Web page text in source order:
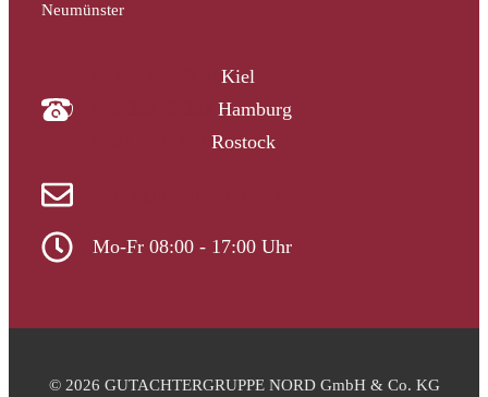
Neumünster
Kiel
Hamburg
Rostock
Mo-Fr 08:00 - 17:00 Uhr
© 2026 GUTACHTERGRUPPE NORD GmbH & Co. KG